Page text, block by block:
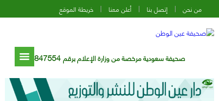
من نحن إتصل بنا أعلن معنا خريطة الموقع
صحيفة سعودية مرخصة من وزارة الإعلام برقم 847554